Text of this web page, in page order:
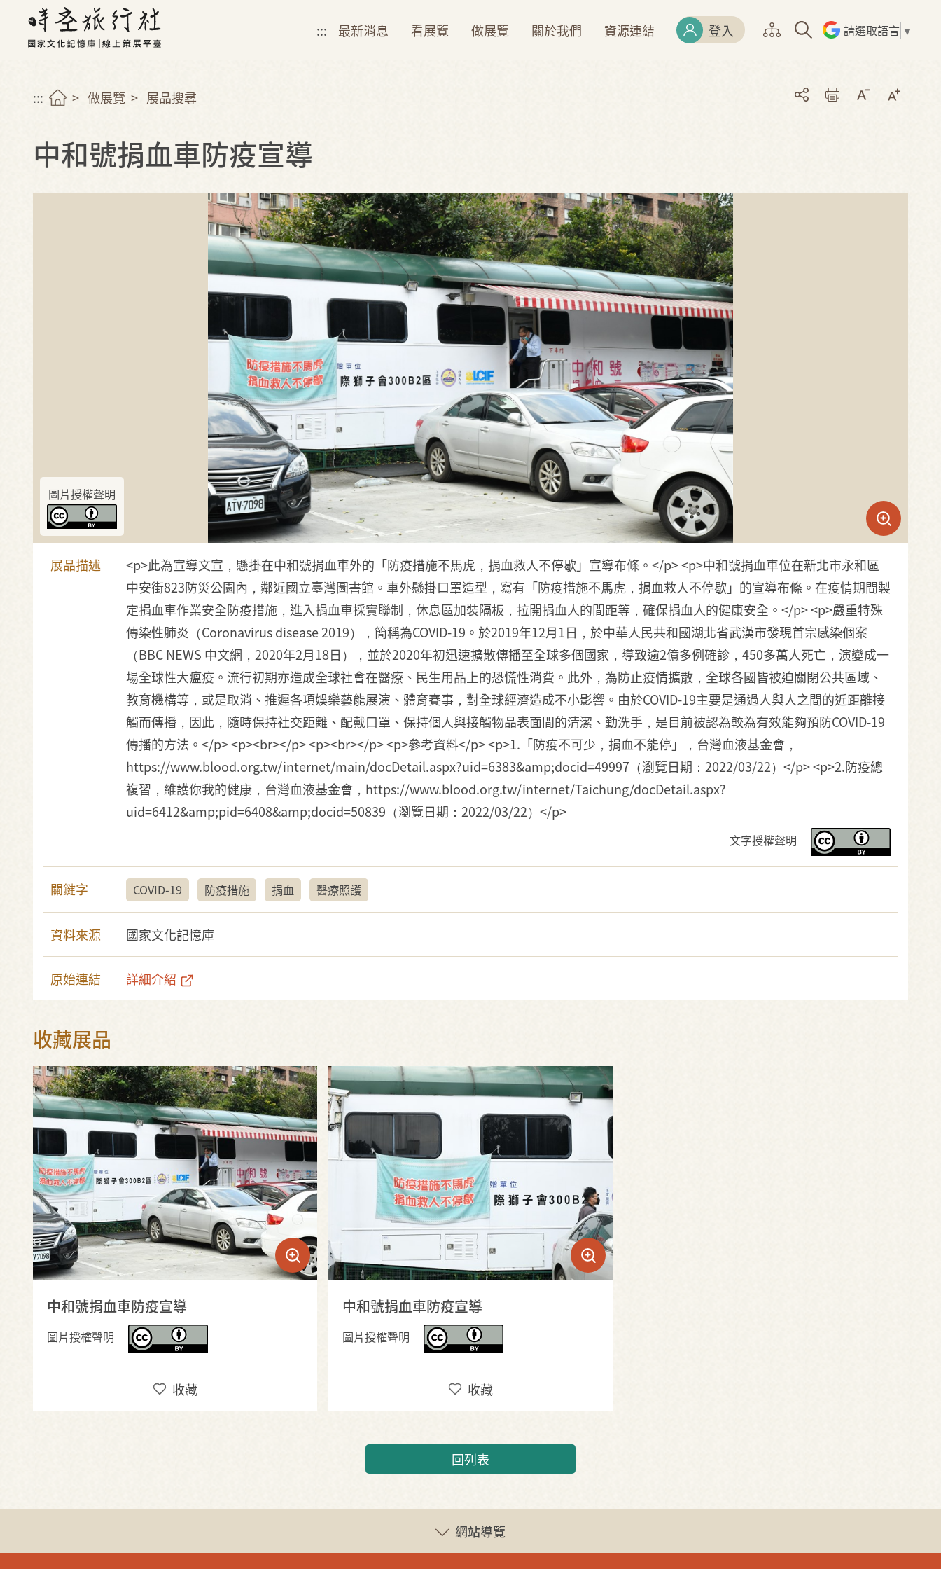
::: 最新消息 看展覽 做展覽 關於我們 資源連結 登入 請選取語言 ▼
::: 做展覽 展品搜尋
中和號捐血車防疫宣導
圖片授權聲明
展品描述
<p>此為宣導文宣，懸掛在中和號捐血車外的「防疫措施不馬虎，捐血救人不停歇」宣導布條。</p> <p>中和號捐血車位在新北市永和區
中安街823防災公園內，鄰近國立臺灣圖書館。車外懸掛口罩造型，寫有「防疫措施不馬虎，捐血救人不停歇」的宣導布條。在疫情期間製
定捐血車作業安全防疫措施，進入捐血車採實聯制，休息區加裝隔板，拉開捐血人的間距等，確保捐血人的健康安全。</p> <p>嚴重特殊
傳染性肺炎（Coronavirus disease 2019），簡稱為COVID-19。於2019年12月1日，於中華人民共和國湖北省武漢市發現首宗感染個案
（BBC NEWS 中文網，2020年2月18日），並於2020年初迅速擴散傳播至全球多個國家，導致逾2億多例確診，450多萬人死亡，演變成一
場全球性大瘟疫。流行初期亦造成全球社會在醫療、民生用品上的恐慌性消費。此外，為防止疫情擴散，全球各國皆被迫關閉公共區域、
教育機構等，或是取消、推遲各項娛樂藝能展演、體育賽事，對全球經濟造成不小影響。由於COVID-19主要是通過人與人之間的近距離接
觸而傳播，因此，隨時保持社交距離、配戴口罩、保持個人與接觸物品表面間的清潔、勤洗手，是目前被認為較為有效能夠預防COVID-19
傳播的方法。</p> <p><br></p> <p><br></p> <p>參考資料</p> <p>1.「防疫不可少，捐血不能停」，台灣血液基金會，
https://www.blood.org.tw/internet/main/docDetail.aspx?uid=6383&amp;docid=49997（瀏覽日期：2022/03/22）</p> <p>2.防疫總
複習，維護你我的健康，台灣血液基金會，https://www.blood.org.tw/internet/Taichung/docDetail.aspx?
uid=6412&amp;pid=6408&amp;docid=50839（瀏覽日期：2022/03/22）</p>
文字授權聲明
關鍵字 COVID-19 防疫措施 捐血 醫療照護
資料來源 國家文化記憶庫
原始連結 詳細介紹
收藏展品
中和號捐血車防疫宣導
圖片授權聲明
收藏
中和號捐血車防疫宣導
圖片授權聲明
收藏
回列表
網站導覽